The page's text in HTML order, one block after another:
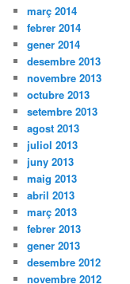
març 2014
febrer 2014
gener 2014
desembre 2013
novembre 2013
octubre 2013
setembre 2013
agost 2013
juliol 2013
juny 2013
maig 2013
abril 2013
març 2013
febrer 2013
gener 2013
desembre 2012
novembre 2012